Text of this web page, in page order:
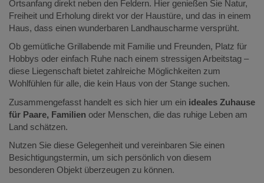
Ortsanfang direkt neben den Feldern. Hier genießen Sie Natur,
Freiheit und Erholung direkt vor der Haustüre, und das in einem
Haus, dass einen wunderbaren Landhauscharme versprüht.
Ob gemütliche Grillabende mit Familie und Freunden, Platz für
Hobbys oder einfach Ruhe nach einem stressigen Arbeitstag –
diese Liegenschaft bietet zahlreiche Möglichkeiten zum
Wohlfühlen für alle, die kein Haus von der Stange suchen.
Zusammengefasst handelt es sich hier um ein ideales Zuhause
für Paare, Familien oder Menschen, die das ruhige Leben am
Land schätzen.
Nutzen Sie diese Gelegenheit und vereinbaren Sie einen
Besichtigungstermin, um sich persönlich von diesem
besonderen Objekt überzeugen zu können.